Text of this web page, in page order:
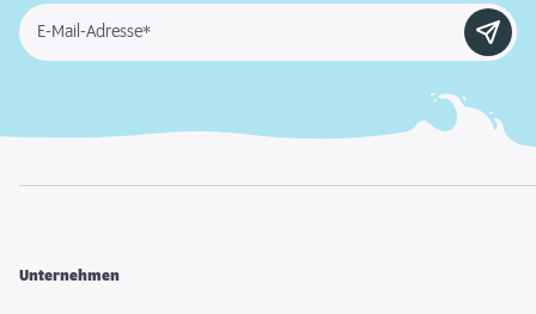
E-Mail-Adresse*
Unternehmen